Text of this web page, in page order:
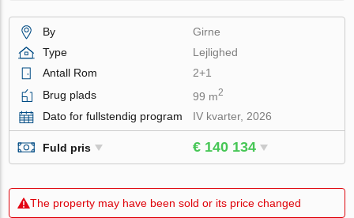
By
Girne
Type
Lejlighed
Antall Rom
2+1
Brug plads
99 m2
Dato for fullstendig program IV kvarter, 2026
Fuld pris € 140 134
The property may have been sold or its price changed